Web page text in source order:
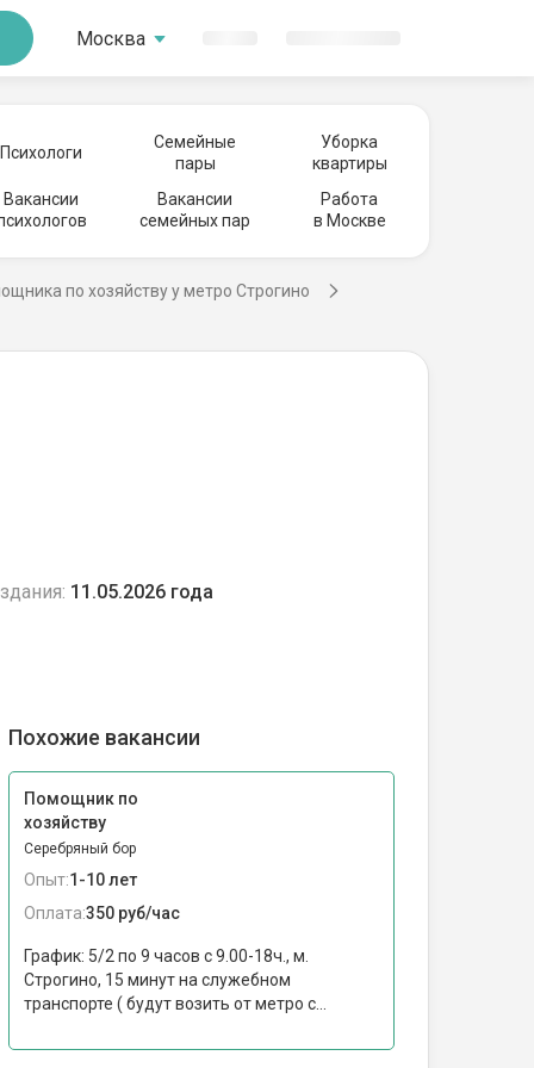
Москва
Психологи
Семейные
пары
Уборка
квартиры
Вакансии
Вакансии
семейных пар
Работа
в Москве
по хозяйству у метро Строгино
11.05.2026 года
Похожие вакансии
Помощник по
хозяйству
Серебряный бор
Опыт:1-10 лет
Оплата:350 руб/час
График: 5/2 по 9 часов с 9.00-18ч., м.
Строгино, 15 минут на служебном
транспорте ( будут возить от метро с...